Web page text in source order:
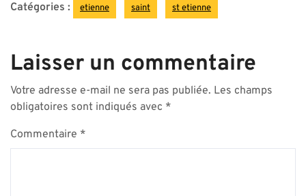
Catégories : etienne saint st etienne
Laisser un commentaire
Votre adresse e-mail ne sera pas publiée. Les champs
obligatoires sont indiqués avec *
Commentaire *